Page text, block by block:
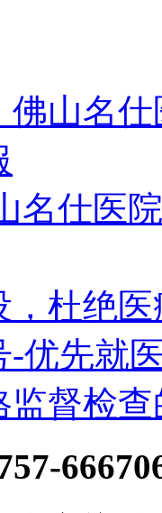
佛山名
名仕医
，杜绝
-优先就
监督检